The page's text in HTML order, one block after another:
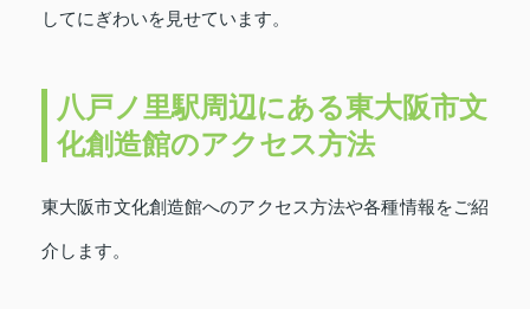
してにぎわいを見せています。
八戸ノ里駅周辺にある東大阪市文
化創造館のアクセス方法
東大阪市文化創造館へのアクセス方法や各種情報をご紹
介します。